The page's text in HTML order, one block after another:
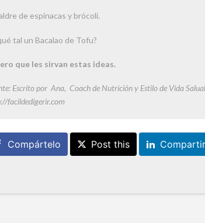
de espinacas y brócoli.
tal un Bacalao de Tofu?
que les sirvan estas ideas.
Escrito por Ana, Coach de Nutrición y Estilo de Vida
facildedigerir.com
Compártelo Post this